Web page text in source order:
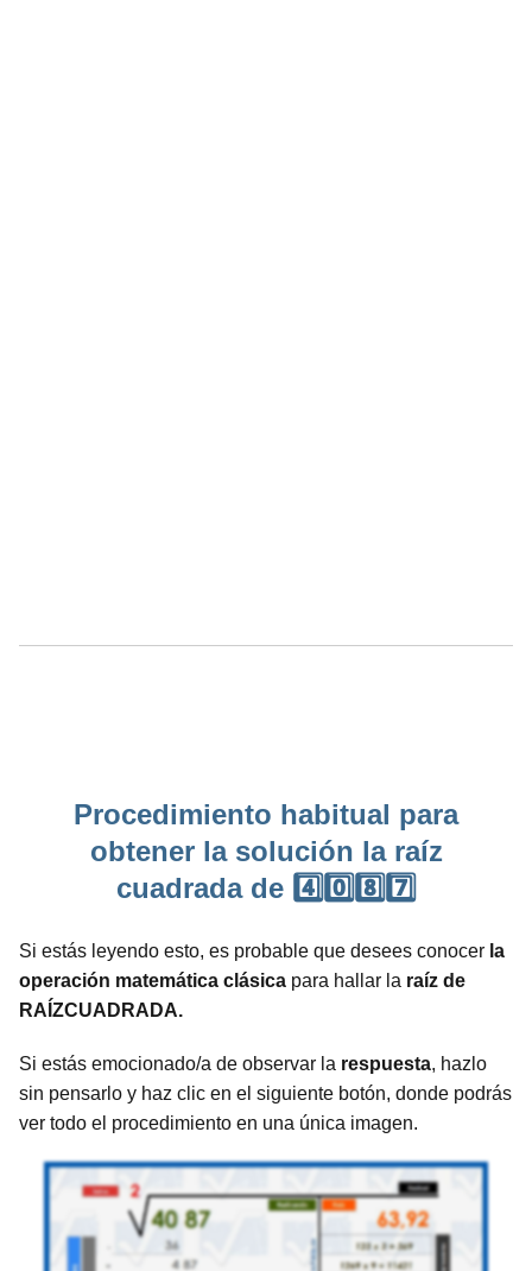
Procedimiento habitual para
obtener la solución la raíz
cuadrada de 4️⃣0️⃣8️⃣7️⃣
Si estás leyendo esto, es probable que desees conocer la
operación matemática clásica para hallar la raíz de
RAÍZCUADRADA.
Si estás emocionado/a de observar la respuesta, hazlo
sin pensarlo y haz clic en el siguiente botón, donde podrás
ver todo el procedimiento en una única imagen.